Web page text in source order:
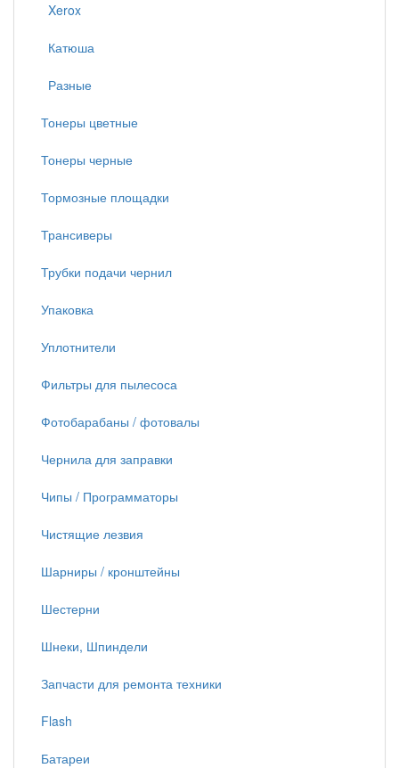
Xerox
Катюша
Разные
Тонеры цветные
Тонеры черные
Тормозные площадки
Трансиверы
Трубки подачи чернил
Упаковка
Уплотнители
Фильтры для пылесоса
Фотобарабаны / фотовалы
Чернила для заправки
Чипы / Программаторы
Чистящие лезвия
Шарниры / кронштейны
Шестерни
Шнеки, Шпиндели
Запчасти для ремонта техники
Flash
Батареи